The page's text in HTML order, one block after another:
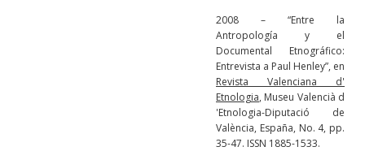
2008 – “Entre la
Antropología y el
Documental Etnográfico:
Entrevista a Paul Henley”, en
Revista Valenciana d'
Etnologia, Museu Valencià d
'Etnologia-Diputació de
València, España, No. 4, pp.
35-47. ISSN 1885-1533.